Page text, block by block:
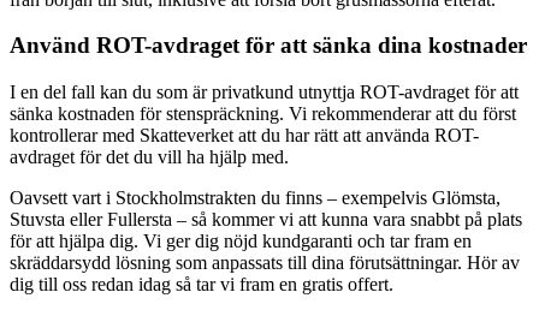
Använd ROT-avdraget för att sänka dina kostnader
I en del fall kan du som är privatkund utnyttja ROT-avdraget för att
sänka kostnaden för stenspräckning. Vi rekommenderar att du först
kontrollerar med Skatteverket att du har rätt att använda ROT-
avdraget för det du vill ha hjälp med.
Oavsett vart i Stockholmstrakten du finns – exempelvis Glömsta,
Stuvsta eller Fullersta – så kommer vi att kunna vara snabbt på plats
för att hjälpa dig. Vi ger dig nöjd kundgaranti och tar fram en
skräddarsydd lösning som anpassats till dina förutsättningar. Hör av
dig till oss redan idag så tar vi fram en gratis offert.